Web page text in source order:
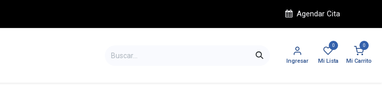
Agendar Cita
Ingresar
0
Mi Lista
0
Mi Carrito